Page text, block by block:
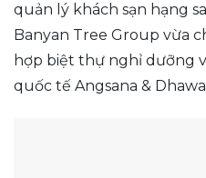
quản lý khách sạn hạng
Banyan Tree Group vừa
hợp biệt thự nghỉ dưỡng
quốc tế Angsana &